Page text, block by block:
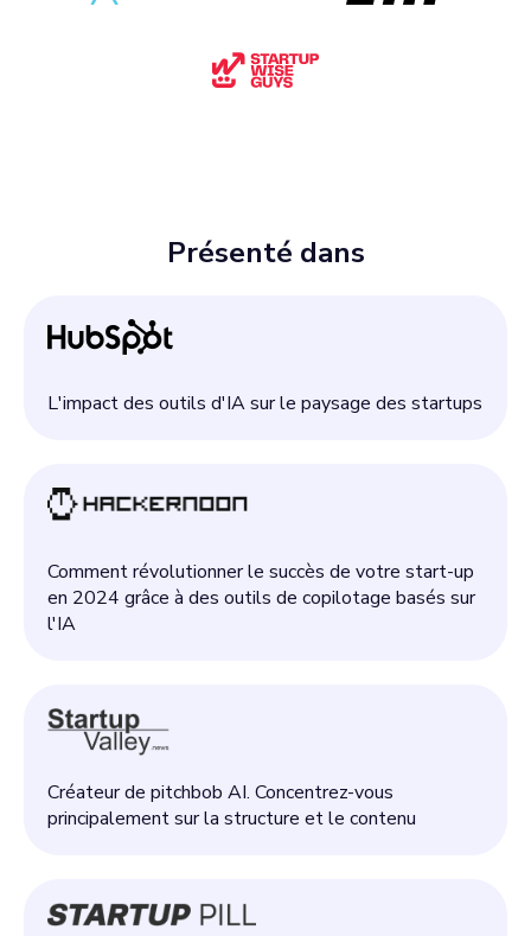
Présenté dans
L'impact des outils d'IA sur le paysage des startups
Comment révolutionner le succès de votre start-up
en 2024 grâce à des outils de copilotage basés sur
l'IA
Créateur de pitchbob AI. Concentrez-vous
principalement sur la structure et le contenu